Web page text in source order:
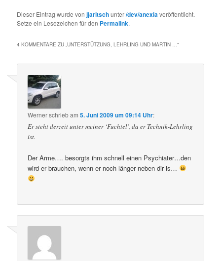
Dieser Eintrag wurde vonjjaritschunter/dev/anexiaveröffentlicht.
Setze ein Lesezeichen für den Permalink.
4 KOMMENTARE ZU „UNTERSTÜTZUNG, LEHRLING UND MARTIN …“
Wernerschriebam5. Juni 2009 um 09:14 Uhr:
Er steht derzeit unter meiner ‘Fuchtel’, da er Technik-Lehrling
ist.
Der Arme…. besorgts ihm schnell einen Psychiater…den
wird er brauchen, wenn er noch länger neben dir is…